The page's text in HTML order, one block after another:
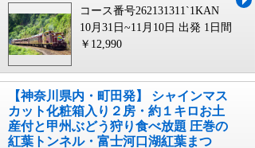
コース番号262131311`1KAN
10月31日~11月10日 出発 1日間
￥12,990
【神奈川県内・町田発】 シャインマス
カット化粧箱入り２房・約１キロお土
産付と甲州ぶどう狩り食べ放題 圧巻の
紅葉トンネル・富士河口湖紅葉まつ